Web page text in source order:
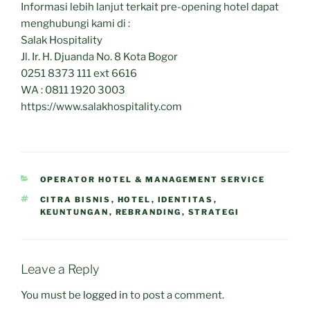
Informasi lebih lanjut terkait pre-opening hotel dapat
menghubungi kami di :
Salak Hospitality
Jl. Ir. H. Djuanda No. 8 Kota Bogor
0251 8373 111 ext 6616
WA : 0811 1920 3003
https://www.salakhospitality.com
CATEGORIES
OPERATOR HOTEL & MANAGEMENT SERVICE
TAGS
CITRA BISNIS , HOTEL , IDENTITAS ,
KEUNTUNGAN , REBRANDING , STRATEGI
Leave a Reply
You must be logged in to post a comment.